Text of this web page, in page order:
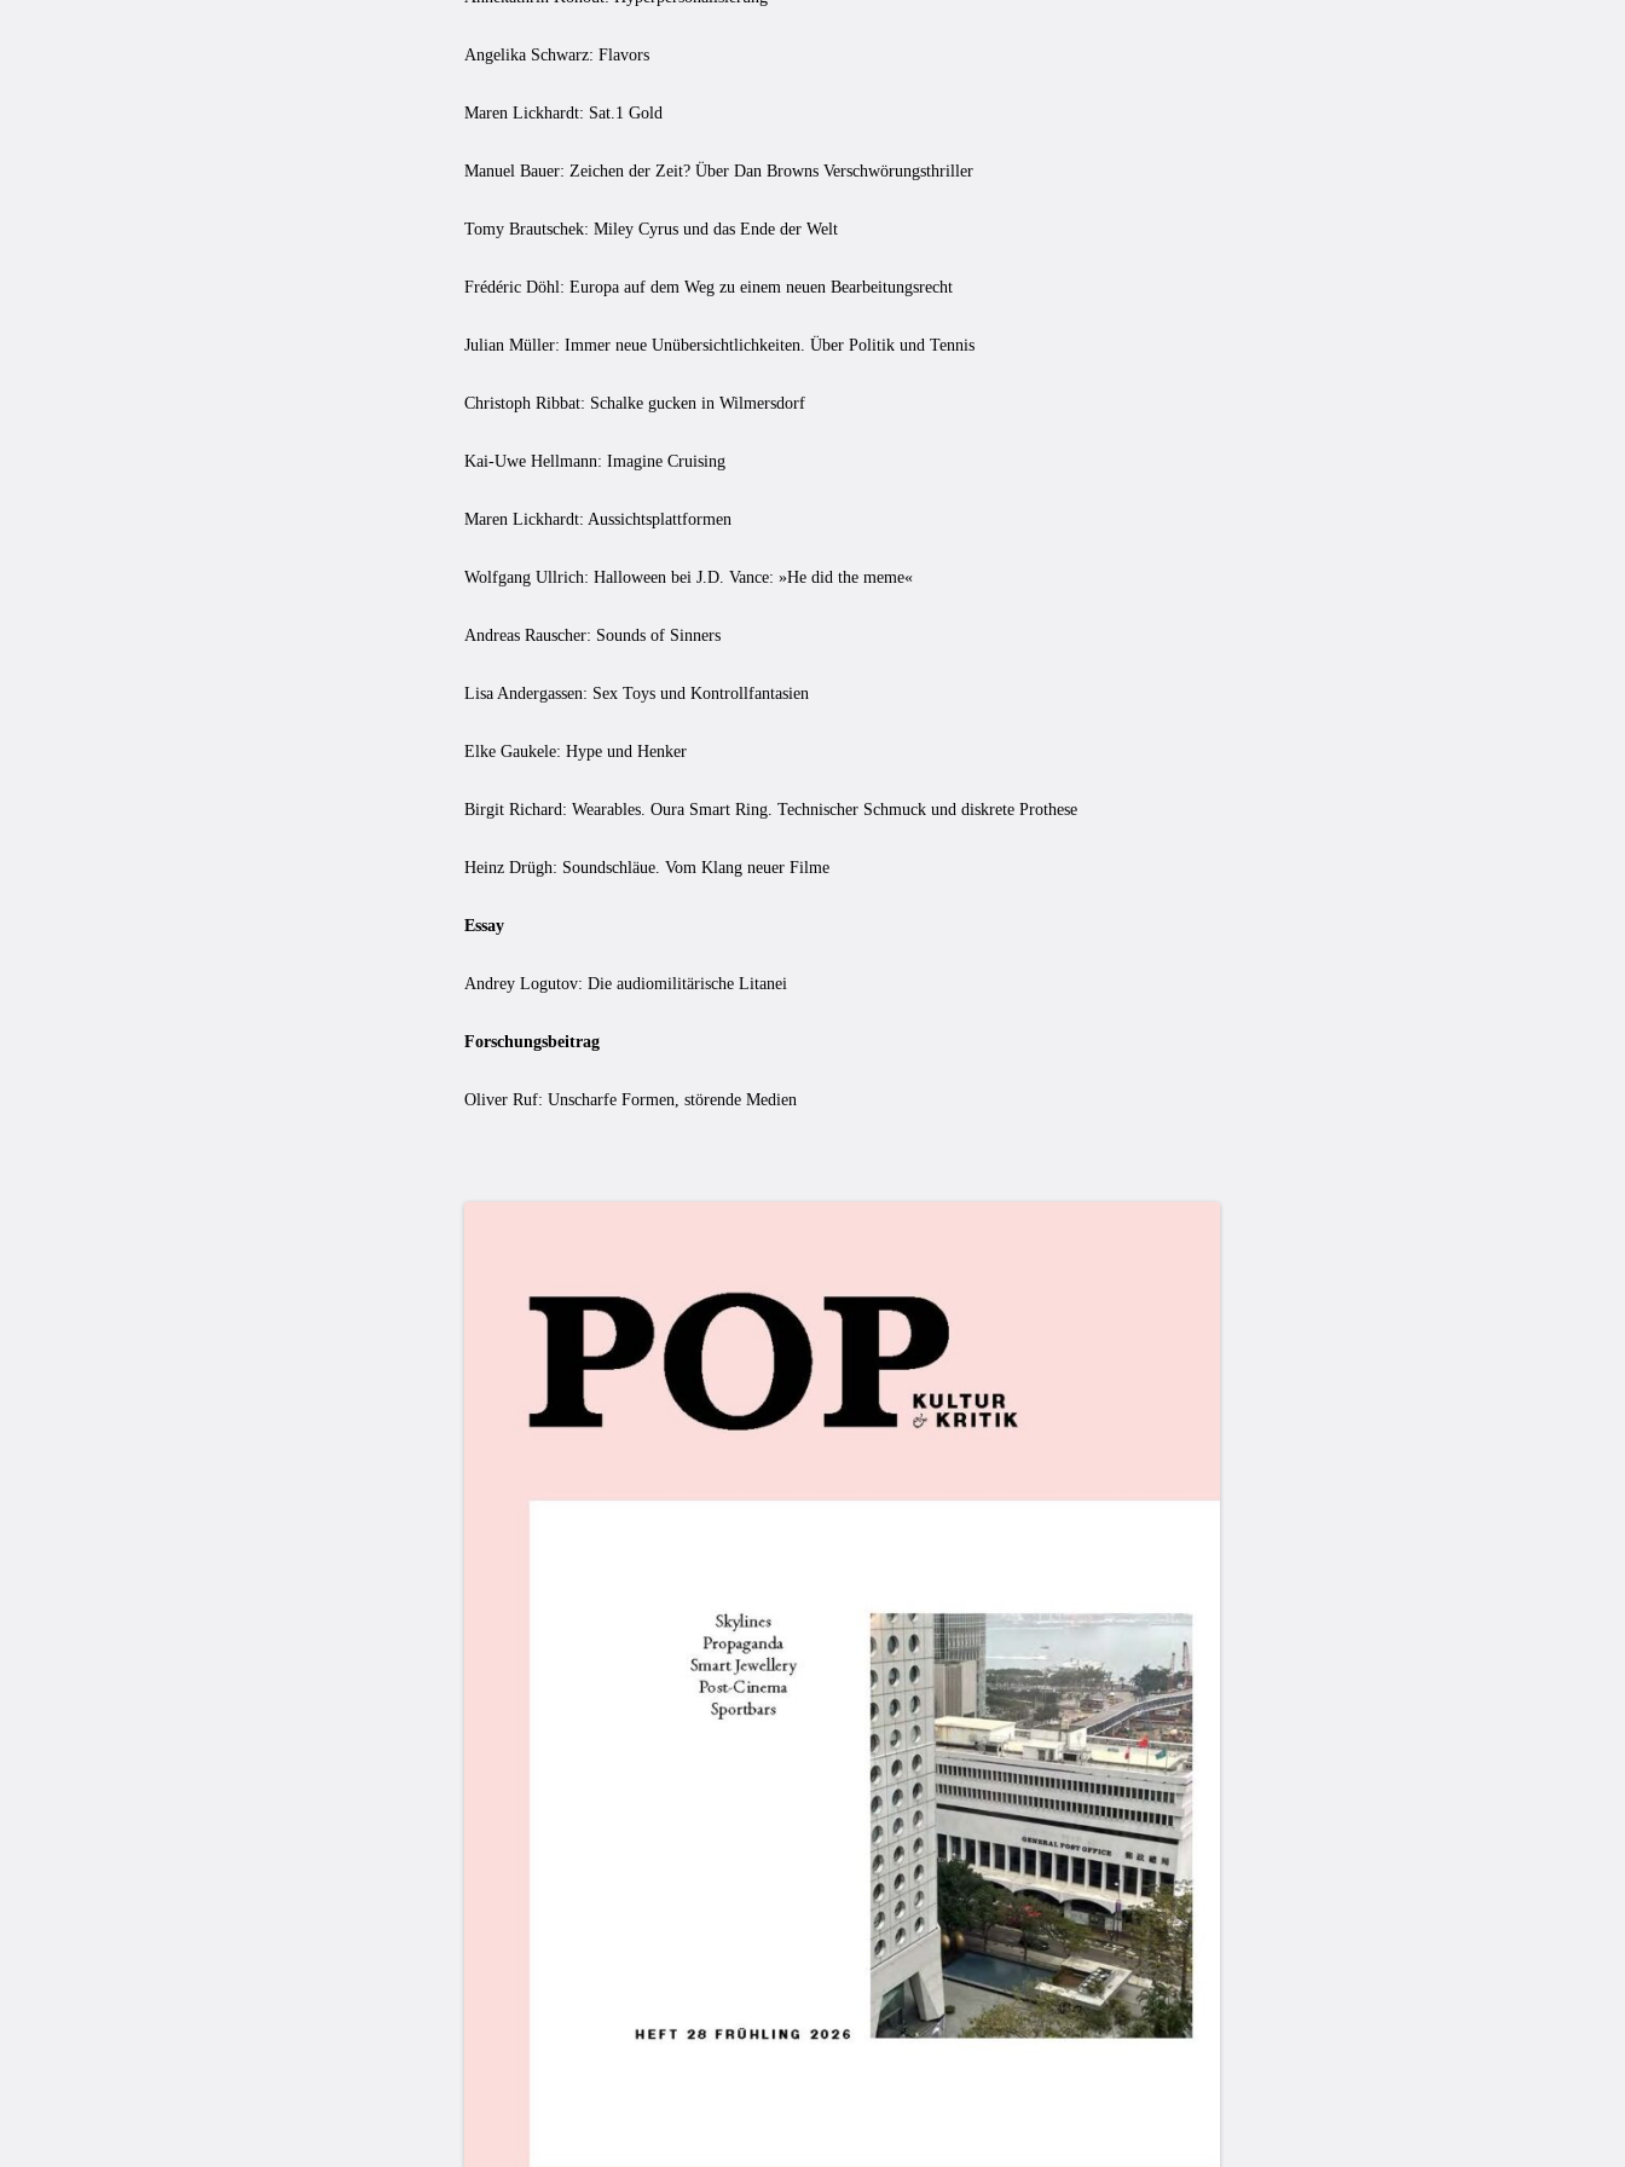
Angelika Schwarz: Flavors
Maren Lickhardt: Sat.1 Gold
Manuel Bauer: Zeichen der Zeit? Über Dan Browns Verschwörungsthriller
Tomy Brautschek: Miley Cyrus und das Ende der Welt
Frédéric Döhl: Europa auf dem Weg zu einem neuen Bearbeitungsrecht
Julian Müller: Immer neue Unübersichtlichkeiten. Über Politik und Tennis
Christoph Ribbat: Schalke gucken in Wilmersdorf
Kai-Uwe Hellmann: Imagine Cruising
Maren Lickhardt: Aussichtsplattformen
Wolfgang Ullrich: Halloween bei J.D. Vance: »He did the meme«
Andreas Rauscher: Sounds of Sinners
Lisa Andergassen: Sex Toys und Kontrollfantasien
Elke Gaukele: Hype und Henker
Birgit Richard: Wearables. Oura Smart Ring. Technischer Schmuck und diskrete Prothese
Heinz Drügh: Soundschläue. Vom Klang neuer Filme
Essay
Andrey Logutov: Die audiomilitärische Litanei
Forschungsbeitrag
Oliver Ruf: Unscharfe Formen, störende Medien